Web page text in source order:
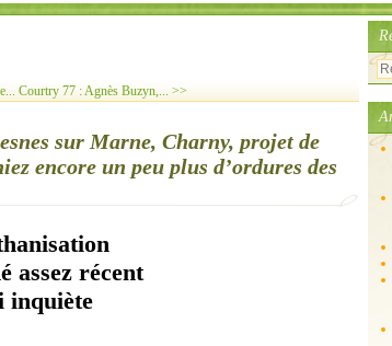
Courtry 77 : Agnès Buzyn,... >>
sur Marne, Charny, projet de
encore un peu plus d’ordures des
assez récent
inquiète